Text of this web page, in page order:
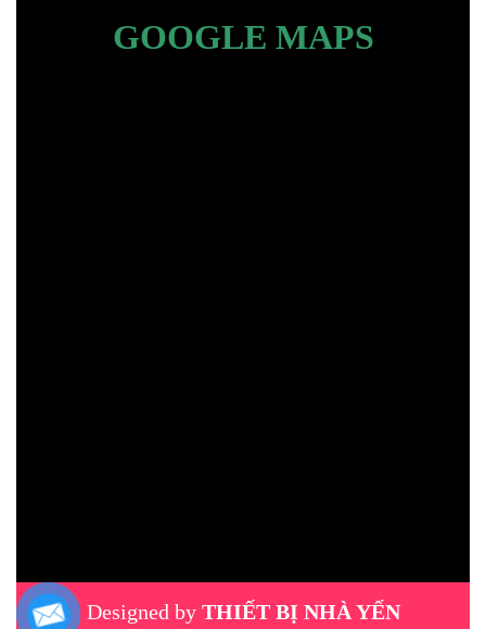
GOOGLE MAPS
Designed by THIẾT BỊ NHÀ YẾN